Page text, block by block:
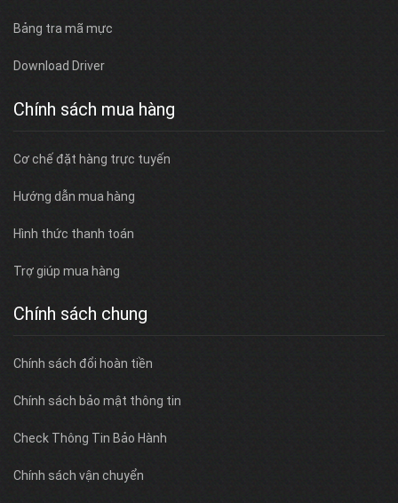
Bảng tra mã mực
Download Driver
Chính sách mua hàng
Cơ chế đặt hàng trực tuyến
Hướng dẫn mua hàng
Hình thức thanh toán
Trợ giúp mua hàng
Chính sách chung
Chính sách đổi hoàn tiền
Chính sách bảo mật thông tin
Check Thông Tin Bảo Hành
Chính sách vận chuyển